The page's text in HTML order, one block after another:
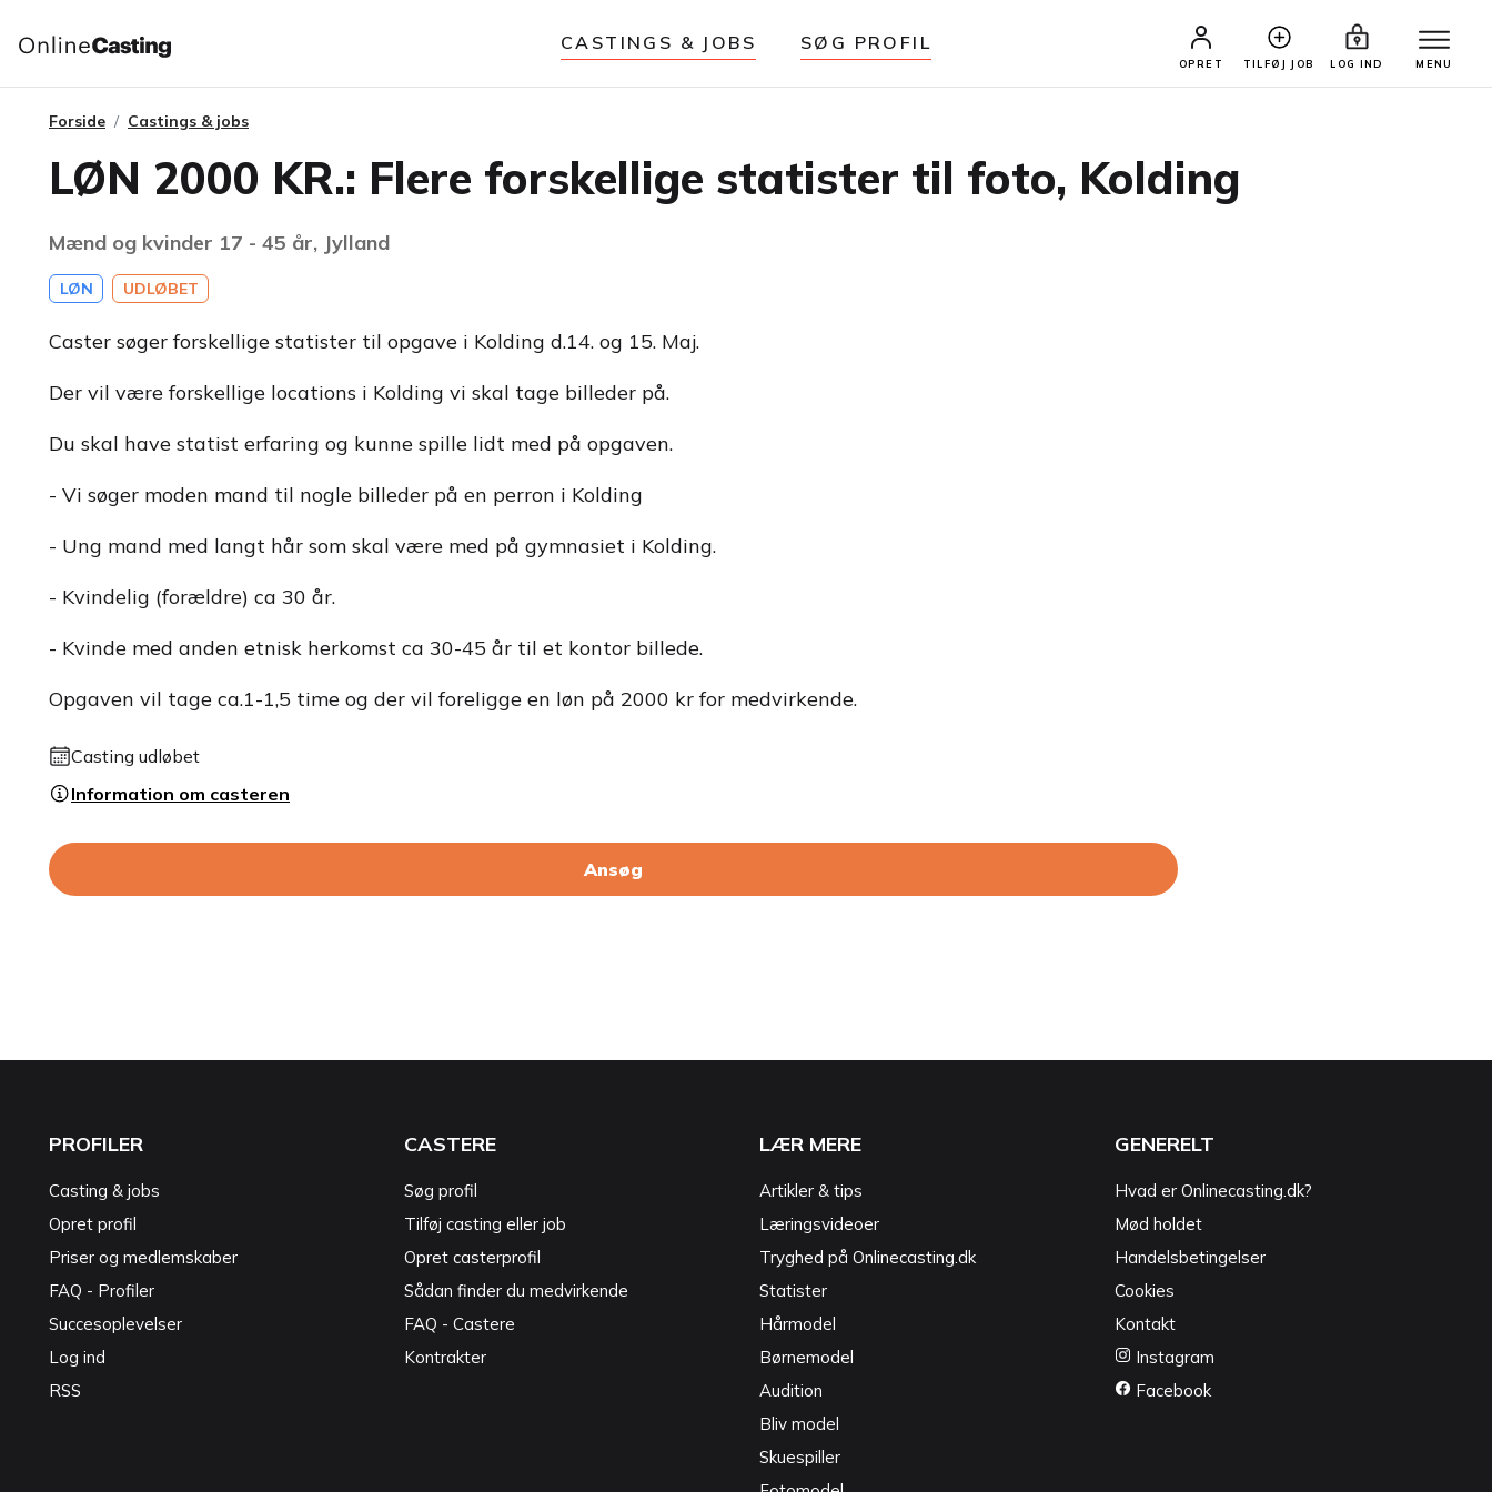
CASTINGS & JOBS SØG PROFIL
OPRET TILFØJ JOB LOG IND MENU
Forside Castings & jobs
LØN 2000 KR.: Flere forskellige statister til foto, Kolding
Mænd og kvinder 17 - 45 år, Jylland
LØN UDLØBET
Caster søger forskellige statister til opgave i Kolding d.14. og 15. Maj.
Der vil være forskellige locations i Kolding vi skal tage billeder på.
Du skal have statist erfaring og kunne spille lidt med på opgaven.
- Vi søger moden mand til nogle billeder på en perron i Kolding
- Ung mand med langt hår som skal være med på gymnasiet i Kolding.
- Kvindelig (forældre) ca 30 år.
- Kvinde med anden etnisk herkomst ca 30-45 år til et kontor billede.
Opgaven vil tage ca.1-1,5 time og der vil foreligge en løn på 2000 kr for medvirkende.
Casting udløbet
Information om casteren
Ansøg
PROFILER
Casting & jobs
Opret profil
Priser og medlemskaber
FAQ - Profiler
Succesoplevelser
Log ind
RSS
CASTERE
Søg profil
Tilføj casting eller job
Opret casterprofil
Sådan finder du medvirkende
FAQ - Castere
Kontrakter
LÆR MERE
Artikler & tips
Læringsvideoer
Tryghed på Onlinecasting.dk
Statister
Hårmodel
Børnemodel
Audition
Bliv model
Skuespiller
GENERELT
Hvad er Onlinecasting.dk?
Mød holdet
Handelsbetingelser
Cookies
Kontakt
Instagram
Facebook